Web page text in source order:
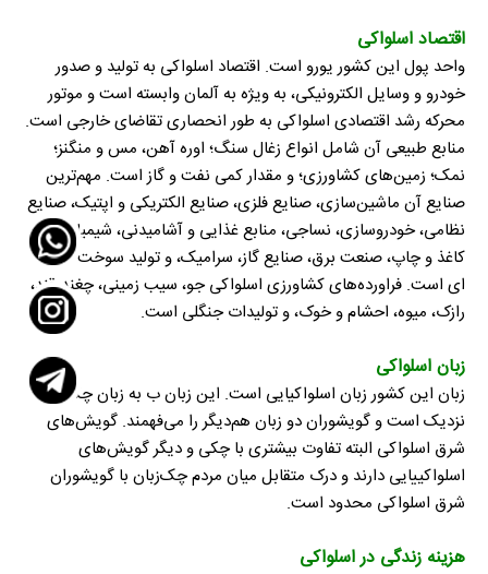
اقتصاد اسلواکی
واحد پول این کشور یورو است. اقتصاد اسلواکی به تولید و صدور
خودرو و وسایل الکترونیکی، به ویژه به آلمان وابسته است و موتور
محرکه رشد اقتصادی اسلواکی به طور انحصاری تقاضای خارجی است.
منابع طبیعی آن شامل انواع زغال سنگ؛ اوره آهن، مس و منگنز؛
نمک؛ زمین‌های کشاورزی؛ و مقدار کمی نفت و گاز است. مهم‌ترین
صنایع آن ماشین‌سازی، صنایع فلزی، صنایع الکتریکی و اپتیک، صنایع
نظامی، خودروسازی، نساجی، منابع غذایی و آشامیدنی، شیمیایی،
کاغذ و چاپ، صنعت برق، صنایع گاز، سرامیک، و تولید سوخت هسته
ای است. فراورده‌های کشاورزی اسلواکی جو، سیب زمینی، چغندرقند،
رازک، میوه، احشام و خوک، و تولیدات جنگلی است.
زبان اسلواکی
زبان این کشور زبان اسلواکیایی است. این زبان ب به زبان چکی
نزدیک است و گویشوران دو زبان هم‌دیگر را می‌فهمند. گویش‌های
شرق اسلواکی البته تفاوت بیشتری با چکی و دیگر گویش‌های
اسلواکییایی دارند و درک متقابل میان مردم چک‌زبان با گویشوران
شرق اسلواکی محدود است.
هزینه زندگی در اسلواکی